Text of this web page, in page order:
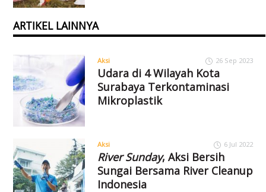
ARTIKEL LAINNYA
Aksi 26 Sep 2023
Udara di 4 Wilayah Kota
Surabaya Terkontaminasi
Mikroplastik
Aksi 6 Jul 2022
River Sunday, Aksi Bersih
Sungai Bersama River Cleanup
Indonesia